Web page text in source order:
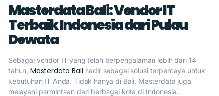
Masterdata Bali: Vendor IT
Terbaik Indonesia dari Pulau
Dewata
Sebagai vendor IT yang telah berpengalaman lebih dari 14
tahun, Masterdata Bali hadir sebagai solusi terpercaya untuk
kebutuhan IT Anda. Tidak hanya di Bali, Masterdata juga
melayani permintaan dari berbagai kota di Indonesia.